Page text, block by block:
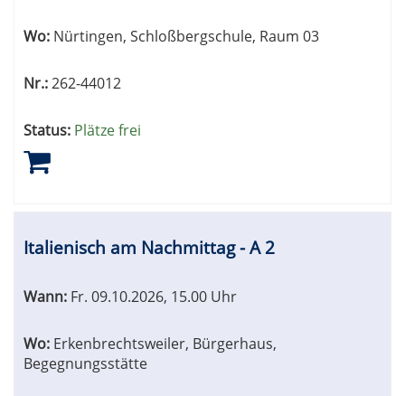
Wo: Nürtingen, Schloßbergschule, Raum 03
Nr.:262-44012
Status: Plätze frei
Italienisch am Nachmittag - A 2
Wann: Fr. 09.10.2026, 15.00 Uhr
Wo: Erkenbrechtsweiler, Bürgerhaus,
Begegnungsstätte